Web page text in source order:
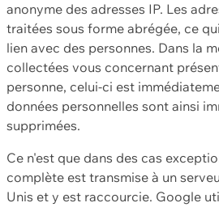
anonyme des adresses IP. Les
traitées sous forme abrégée, ce
lien avec des personnes. Dans la
collectées vous concernant
personne, celui-ci est
données personnelles sont ainsi
supprimées.
Ce n'est que dans des cas
complète est transmise à un
Unis et y est raccourcie. Google